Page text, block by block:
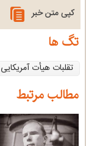
h
a
e
کپی متن خبر
تگ ها
تقلبات هیأت آمریکایی
مطالب مرتبط